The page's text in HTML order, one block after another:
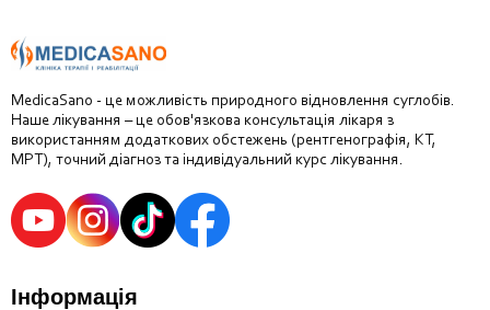
MedicaSano - це можливість природного відновлення суглобів.
Наше лікування – це обов'язкова консультація лікаря з
використанням додаткових обстежень (рентгенографія, КТ,
МРТ), точний діагноз та індивідуальний курс лікування.
Інформація